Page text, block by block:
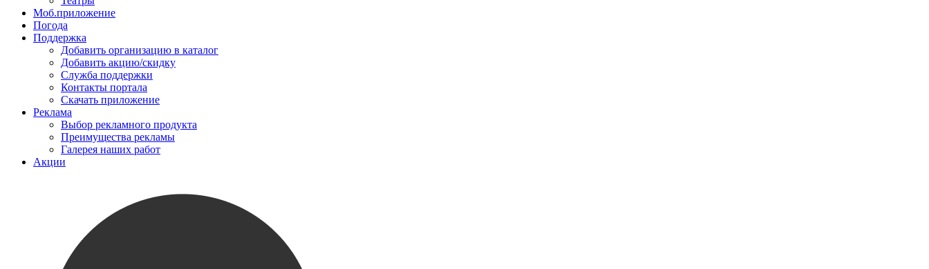
Моб.приложение
Погода
Поддержка
Добавить организацию в каталог
Добавить акцию/скидку
Служба поддержки
Контакты портала
Скачать приложение
Реклама
Выбор рекламного продукта
Преимущества рекламы
Галерея наших работ
Акции